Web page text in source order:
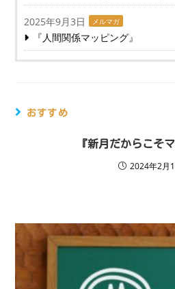
2025年9月3日 メルマガ
『人間関係マッピング』
おすすめ
『新月だからこそ
2024年2月